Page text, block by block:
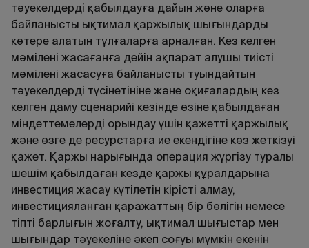
тәуекелдерді қабылдауға дайын және оларға
байланысты ықтимал қаржылық шығындарды
көтере алатын тұлғаларға арналған. Кез келген
мәмілені жасағанға дейін ақпарат алушы тиісті
мәмілені жасасуға байланысты туындайтын
тәуекелдерді түсінетініне және оқиғалардың кез
келген даму сценарийі кезінде өзіне қабылдаған
міндеттемелерді орындау үшін қажетті қаржылық
және өзге де ресурстарға ие екендігіне көз жеткізуі
қажет. Қаржы нарығында операция жүргізу туралы
шешім қабылдаған кезде қаржы құралдарына
инвестиция жасау күтілетін кірісті алмау,
инвестицияланған қаражаттың бір бөлігін немесе
тіпті барлығын жоғалту, ықтимал шығыстар мен
шығындар тәуекеліне әкеп соғуы мүмкін екенін